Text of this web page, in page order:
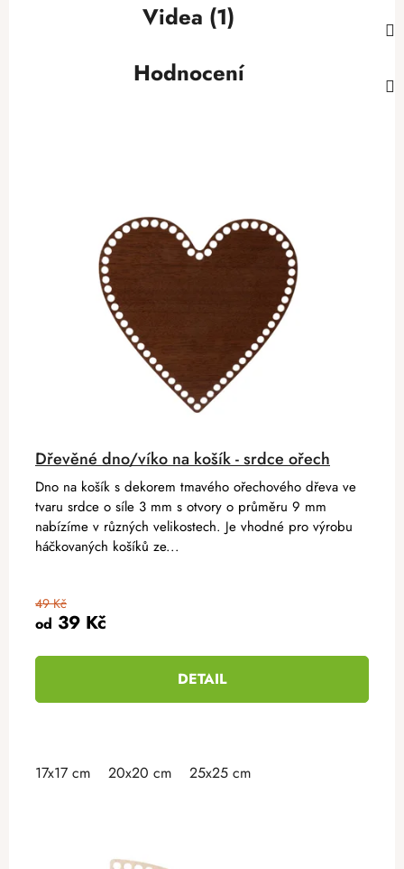
Videa (1)
Hodnocení
Dřevěné dno/víko na košík - srdce ořech
od 39 Kč
49 Kč
DETAIL
Dno na košík s dekorem tmavého ořechového dřeva ve
tvaru srdce o síle 3 mm s otvory o průměru 9 mm
nabízíme v různých velikostech. Je vhodné pro výrobu
háčkovaných košíků ze...
17x17 cm 20x20 cm 25x25 cm